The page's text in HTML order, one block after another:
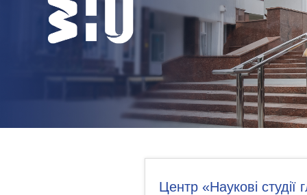
БІБЛІОТЕКА
НОВИНИ
Центр «Наукові студії